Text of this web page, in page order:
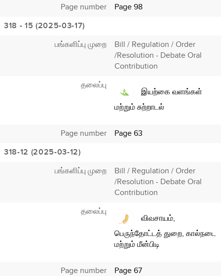
Page number
Page 98
318 - 15 (2025-03-17)
பங்களிப்பு முறை
Bill / Regulation / Order
/Resolution - Debate Oral
Contribution
தலைப்பு
இயற்கை வளங்கள்
மற்றும் சுற்றாடல்
Page number
Page 63
318-12 (2025-03-12)
பங்களிப்பு முறை
Bill / Regulation / Order
/Resolution - Debate Oral
Contribution
தலைப்பு
விவசாயம்,
பெருந்தோட்டத் துறை, கால்நடை
மற்றும் மீன்பிடி
Page number
Page 67